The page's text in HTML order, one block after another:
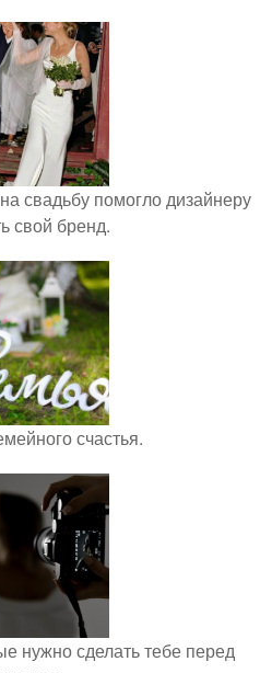
свадьбу помогло дизайнеру
свой бренд.
счастья.
нужно сделать тебе перед